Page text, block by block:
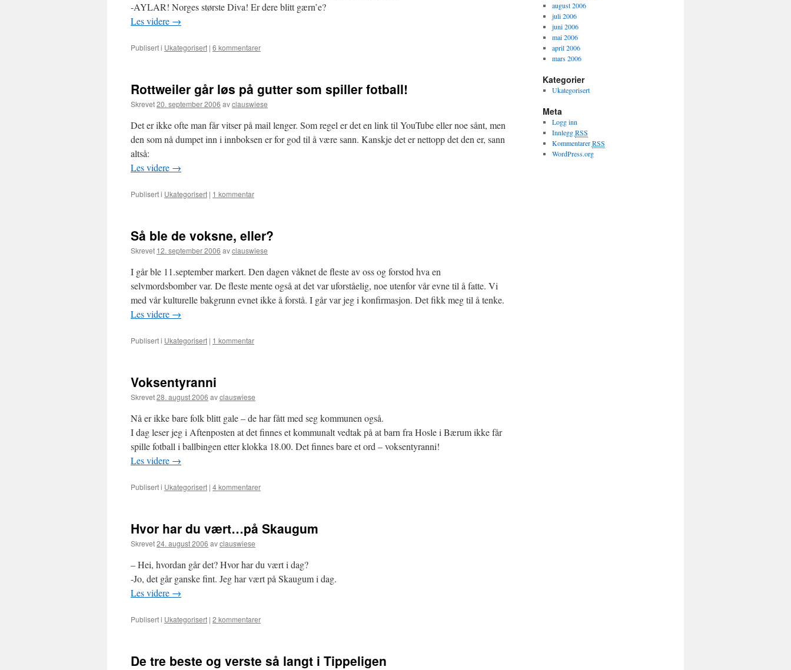
-AYLAR! Norges største Diva! Er dere blitt gærn’e?
Les videre →
Publisert i Ukategorisert | 6 kommentarer
Rottweiler går løs på gutter som spiller fotball!
Skrevet20. september 2006 avclauswiese
Det er ikke ofte man får vitser på mail lenger. Som regel er det en link til YouTube eller noe sånt, men
den som nå dumpet inn i innboksen er for god til å være sann. Kanskje det er nettopp det den er, sann
altså:
Les videre →
Publisert i Ukategorisert | 1 kommentar
Så ble de voksne, eller?
Skrevet 12. september 2006 avclauswiese
I går ble 11.september markert. Den dagen våknet de fleste av oss og forstod hva en
selvmordsbomber var. De fleste mente også at det var uforståelig, noe utenfor vår evne til å fatte. Vi
med vår kulturelle bakgrunn evnet ikke å forstå. I går var jeg i konfirmasjon. Det fikk meg til å tenke.
Les videre →
Publisert i Ukategorisert | 1 kommentar
Voksentyranni
Skrevet28. august 2006 avclauswiese
Nå er ikke bare folk blitt gale – de har fått med seg kommunen også.
I dag leser jeg i Aftenposten at det finnes et kommunalt vedtak på at barn fra Hosle i Bærum ikke får
spille fotball i ballbingen etter klokka 18.00. Det finnes bare et ord – voksentyranni!
Les videre →
Publisert i Ukategorisert | 4 kommentarer
Hvor har du vært…på Skaugum
Skrevet24. august 2006 avclauswiese
– Hei, hvordan går det? Hvor har du vært i dag?
-Jo, det går ganske fint. Jeg har vært på Skaugum i dag.
Les videre →
Publisert i Ukategorisert | 2 kommentarer
De tre beste og verste så langt i Tippeligen
august 2006
juli 2006
juni 2006
mai 2006
april 2006
mars 2006
Kategorier
Ukategorisert
Meta
Logg inn
InnleggRSS
KommentarerRSS
WordPress.org